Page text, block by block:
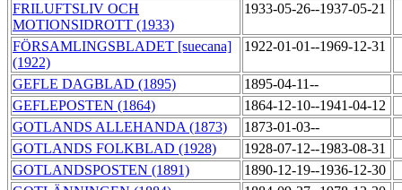
FRILUFTSLIV OCH
MOTIONSIDROTT (1933)
1933-05-26--1937-05-21
FÖRSAMLINGSBLADET [suecana]
(1922)
1922-01-01--1969-12-31
GEFLE DAGBLAD (1895)
1895-04-11--
GEFLEPOSTEN (1864)
1864-12-10--1941-04-12
GOTLANDS ALLEHANDA (1873)
1873-01-03--
GOTLANDS FOLKBLAD (1928)
1928-07-12--1983-08-31
GOTLANDSPOSTEN (1891)
1890-12-19--1936-12-30